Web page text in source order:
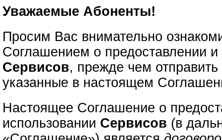
Уважаемые Абоненты!
Просим Вас внимательно
Соглашением о предоставлении и
Сервисов, прежде чем
указанные в настоящем
Настоящее Соглашение о
использовании Сервисов (в